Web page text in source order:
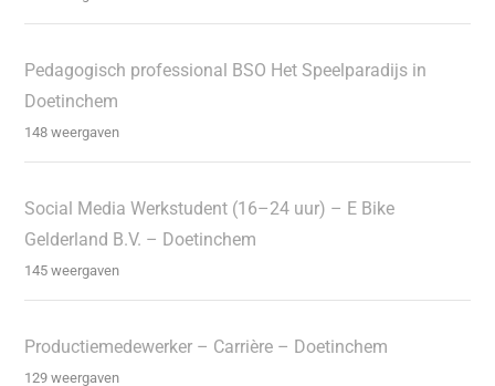
Pedagogisch professional BSO Het Speelparadijs in
Doetinchem
148 weergaven
Social Media Werkstudent (16–24 uur) – E Bike
Gelderland B.V. – Doetinchem
145 weergaven
Productiemedewerker – Carrière – Doetinchem
129 weergaven